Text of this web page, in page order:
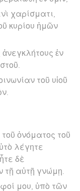
χαρίσματι,
κυρίου ἡμῶν
ἐν
τοῦ υἱοῦ
ὀνόματος τοῦ
λέγητε
δὲ
τῇ αὐτῇ γνώμῃ.
μου, ὑπὸ τῶν